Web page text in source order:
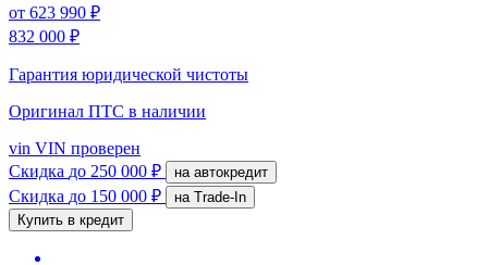
от 623 990 ₽
832 000 ₽
Гарантия юридической чистоты
Оригинал ПТС в наличии
vin VIN проверен
Скидка до 250 000 ₽ на автокредит
Скидка до 150 000 ₽
на Trade-In
Купить в кредит